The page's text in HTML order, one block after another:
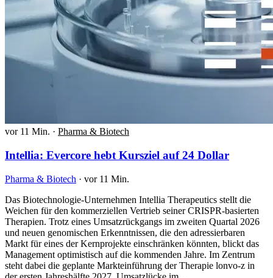
vor 11 Min. · Pharma & Biotech
Intellia: Evercore hebt Kursziel auf 24 Dollar
Pharma & Biotech · vor 11 Min.
Das Biotechnologie-Unternehmen Intellia Therapeutics stellt die
Weichen für den kommerziellen Vertrieb seiner CRISPR-basierten
Therapien. Trotz eines Umsatzrückgangs im zweiten Quartal 2026
und neuen genomischen Erkenntnissen, die den adressierbaren
Markt für eines der Kernprojekte einschränken könnten, blickt das
Management optimistisch auf die kommenden Jahre. Im Zentrum
steht dabei die geplante Markteinführung der Therapie lonvo-z in